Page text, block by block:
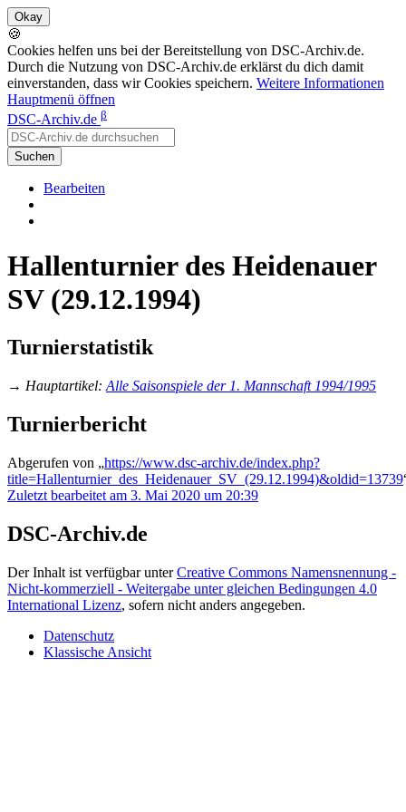
🍪
Cookies helfen uns bei der Bereitstellung von DSC-Archiv.de.
Durch die Nutzung von DSC-Archiv.de erklärst du dich damit
einverstanden, dass wir Cookies speichern. Weitere Informationen
Hauptmenü öffnen
DSC-Archiv.de β
Suchen
Bearbeiten
Hallenturnier des Heidenauer
SV (29.12.1994)
Turnierstatistik
→ Hauptartikel: Alle Saisonspiele der 1. Mannschaft 1994/1995
Turnierbericht
Abgerufen von „https://www.dsc-archiv.de/index.php?
title=Hallenturnier_des_Heidenauer_SV_(29.12.1994)&oldid=13739
Zuletzt bearbeitet am 3. Mai 2020 um 20:39
DSC-Archiv.de
Der Inhalt ist verfügbar unterCreative Commons Namensnennung -
Nicht-kommerziell - Weitergabe unter gleichen Bedingungen 4.0
International Lizenz, sofern nicht anders angegeben.
Datenschutz
Klassische Ansicht